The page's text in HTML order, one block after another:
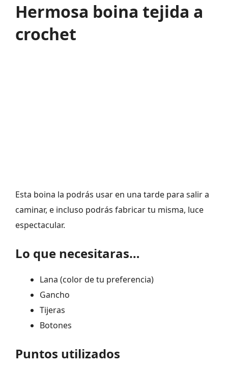
Hermosa boina tejida a
crochet
Esta boina la podrás usar en una tarde para salir a
caminar, e incluso podrás fabricar tu misma, luce
espectacular.
Lo que necesitaras…
Lana (color de tu preferencia)
Gancho
Tijeras
Botones
Puntos utilizados